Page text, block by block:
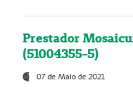
Prestador
(51004355-5)
07 de Maio de 2021